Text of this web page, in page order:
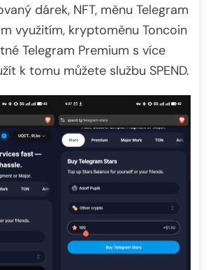
dárek, NFT, měnu Telegram
využitím, kryptoměnu Toncoin
Telegram Premium s více
k tomu můžete službu SPEND.